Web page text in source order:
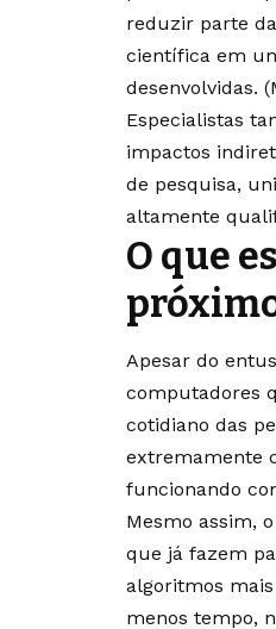
reduzir parte
científica em
desenvolvidas. (
Especialistas
impactos
de pesquisa,
altamente
O que
Apesar do
computadores
cotidiano das
extremamente
funcionando
Mesmo assim,
que já fazem
algoritmos
menos tempo,